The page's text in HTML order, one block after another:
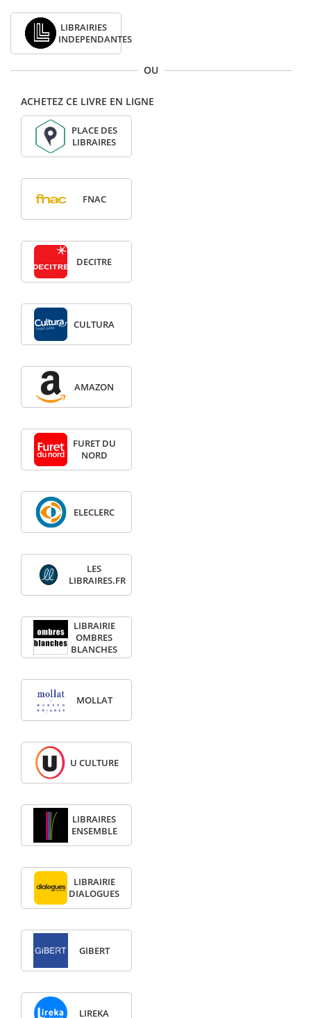
LIBRAIRIES
INDEPENDANTES
OU
ACHETEZ CE LIVRE EN LIGNE
PLACE DES
LIBRAIRES
FNAC
DECITRE
CULTURA
AMAZON
FURET DU
NORD
ELECLERC
LES
LIBRAIRES.FR
LIBRAIRIE
OMBRES
BLANCHES
MOLLAT
U CULTURE
LIBRAIRES
ENSEMBLE
LIBRAIRIE
DIALOGUES
GIBERT
LIREKA